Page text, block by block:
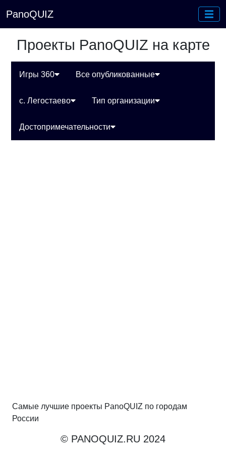
PanoQUIZ
Проекты PanoQUIZ на карте
Игры 360 Все опубликованные
с. Легостаево Тип организации
Достопримечательности
Самые лучшие проекты PanoQUIZ по городам
России
© PANOQUIZ.RU 2024